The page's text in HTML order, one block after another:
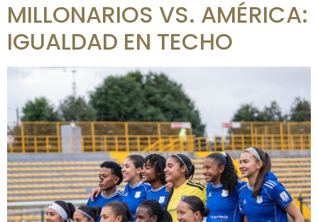
MILLONARIOS VS. AMÉRICA:
IGUALDAD EN TECHO